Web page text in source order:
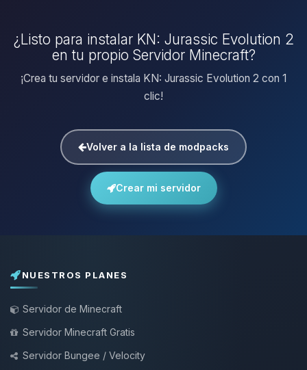
¿Listo para instalar KN: Jurassic Evolution 2
en tu propio Servidor Minecraft?
¡Crea tu servidor e instala KN: Jurassic Evolution 2 con 1
clic!
Volver a la lista de modpacks
Crear mi servidor
NUESTROS PLANES
Servidor de Minecraft
Servidor Minecraft Gratis
Servidor Bungee / Velocity